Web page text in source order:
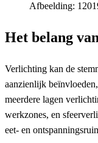
Afbeelding:
Het belang
Verlichting kan de
aanzienlijk
meerdere lagen
werkzones, en
eet- en